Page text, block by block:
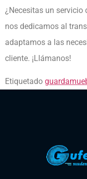
¿Necesitas un servicio
nos dedicamos al
adaptamos a las
cliente. ¡Llámanos!
Etiquetado